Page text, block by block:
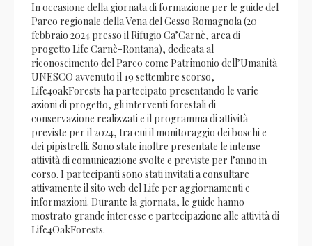
In occasione della giornata di formazione per le guide del
Parco regionale della Vena del Gesso Romagnola (20
febbraio 2024 presso il Rifugio Ca’Carnè, area di
progetto Life Carnè-Rontana), dedicata al
riconoscimento del Parco come Patrimonio dell’Umanità
UNESCO avvenuto il 19 settembre scorso,
Life4oakForests ha partecipato presentando le varie
azioni di progetto, gli interventi forestali di
conservazione realizzati e il programma di attività
previste per il 2024, tra cui il monitoraggio dei boschi e
dei pipistrelli. Sono state inoltre presentate le intense
attività di comunicazione svolte e previste per l’anno in
corso. I partecipanti sono stati invitati a consultare
attivamente il sito web del Life per aggiornamenti e
informazioni. Durante la giornata, le guide hanno
mostrato grande interesse e partecipazione alle attività di
Life4OakForests.